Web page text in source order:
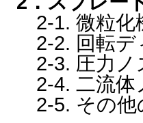
2-1. 微粒化
2-2. 回転デ
2-3. 圧力ノ
2-4. 二流体
2-5. その他